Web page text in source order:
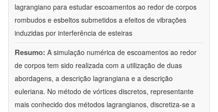
lagrangiano para estudar escoamentos ao redor de corpos
rombudos e esbeltos submetidos a efeitos de vibrações
induzidas por interferência de esteiras
Resumo: A simulação numérica de escoamentos ao redor
de corpos tem sido realizada com a utilização de duas
abordagens, a descrição lagrangiana e a descrição
euleriana. No método de vórtices discretos, representante
mais conhecido dos métodos lagrangianos, discretiza-se a